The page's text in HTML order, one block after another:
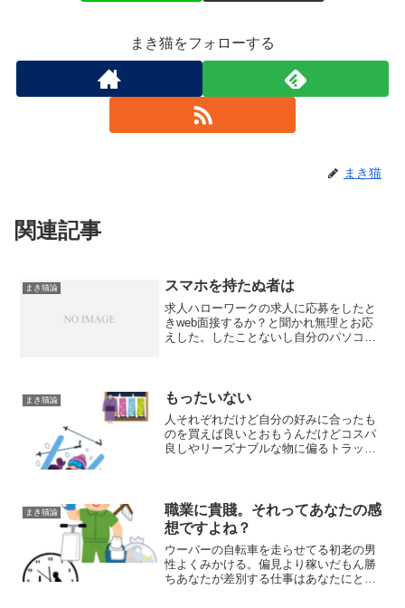
まき猫をフォローする
まき猫
関連記事
まき猫論 スマホを持たぬ者は
求人ハローワークの求人に応募をしたと
きweb面接するか？と聞かれ無理とお応
えした。したことないし自分のパソコン
事項を５０分動画を見た...
まき猫論 もったいない
人それぞれだけど自分の好みに合ったも
のを買えば良いとおもうんだけどコスパ
良しやリーズナブルな物に偏るトラッド
は板 バッグ ウエア ...
まき猫論
職業に貴賤。それってあなたの感
想ですよね？
ウーバーの自転車を走らせてる初老の男
性よくみかける。偏見より稼いだもん勝
ちあなたが差別する仕事はあなたにとっ